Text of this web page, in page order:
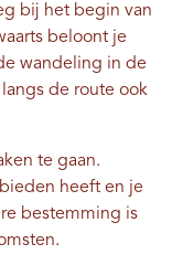
bij het begin van
beloont je
wandeling in de
de route ook
te gaan.
heeft en je
bestemming is